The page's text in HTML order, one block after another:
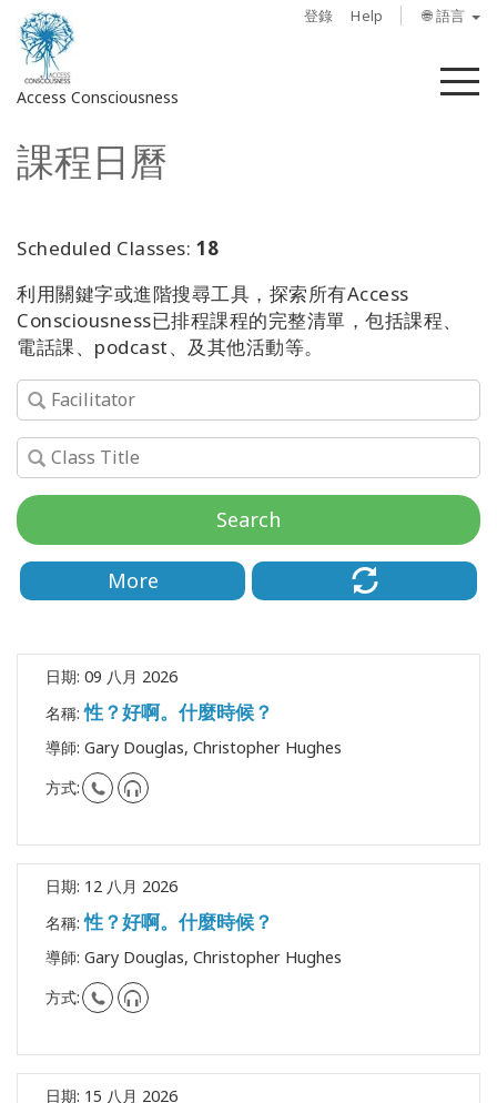
登錄 Help 🌐 語言
Access Consciousness
菜
登
錄
的
戶
關
Access
Bars
程
導
師
Shop
More
課程日曆
Scheduled Classes: 18
利用關鍵字或進階搜尋工具，探索所有Access
Consciousness已排程課程的完整清單，包括課程、
電話課、podcast、及其他活動等。
Search
More
日期: 09 八月 2026
名稱:性？好啊。什麼時候？
導師: Gary Douglas, Christopher Hughes
方式:
日期: 12 八月 2026
名稱:性？好啊。什麼時候？
導師: Gary Douglas, Christopher Hughes
方式:
日期: 15 八月 2026